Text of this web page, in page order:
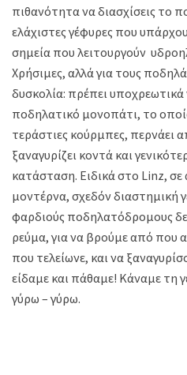
πιθανότητα να διασχίσεις το
ελάχιστες γέφυρες που
σημεία που λειτουργούν
Χρήσιμες, αλλά για τους
δυσκολία: πρέπει υποχρεωτικά
ποδηλατικό μονοπάτι, το
τεράστιες κούρμπες, περνάει
ξαναγυρίζει κοντά και
κατάσταση. Ειδικά στο Linz,
μοντέρνα, σχεδόν διαστημική
φαρδιούς ποδηλατόδρομους
ρεύμα, για να βρούμε από που
που τελείωνε, και να
είδαμε και πάθαμε! Κάναμε τη
γύρω – γύρω.